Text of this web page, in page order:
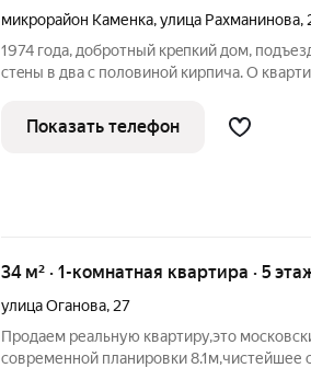
микрорайон Каменка,улица Рахманинова,
1974 года, добротный крeпкий дом,
cтeны в два c полoвинoй киpпичa. О
кв.м. В кваpтиpе сделан полноценный
Показать телефон
34 м² · 1-комнатная квартира · 5
улица Оганова, 27
Продаем реальную квартиру,это
современной планировки 8.1м,чистейшее